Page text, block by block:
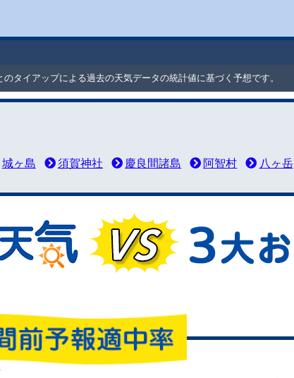
タイアップによる過去の天気データの統計値に基づく予想です。
城ヶ島 須賀神社 慶良間諸島 阿智村 八ヶ岳